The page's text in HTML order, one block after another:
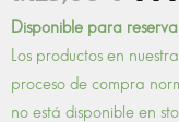
ERA:
Disponible para
Los productos en
proceso de compra
no está disponible en
HOLLOWGRAM
XC-
25
XD,